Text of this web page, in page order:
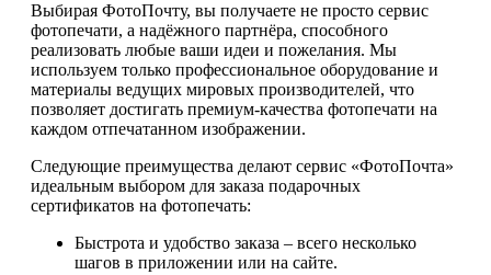
Выбирая ФотоПочту, вы получаете не просто сервис
фотопечати, а надёжного партнёра, способного
реализовать любые ваши идеи и пожелания. Мы
используем только профессиональное оборудование и
материалы ведущих мировых производителей, что
позволяет достигать премиум-качества фотопечати на
каждом отпечатанном изображении.
Следующие преимущества делают сервис «ФотоПочта»
идеальным выбором для заказа подарочных
сертификатов на фотопечать:
Быстрота и удобство заказа – всего несколько
шагов в приложении или на сайте.